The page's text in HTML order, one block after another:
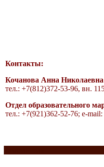
Контакты:
Кочанова Анна Николаевна
тел.: +7(812)372-53-96, вн.
Отдел образовательного
тел.: +7(921)362-52-76; e-mail: